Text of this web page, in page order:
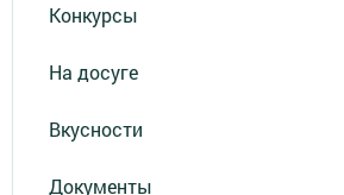
Конкурсы
На досуге
Вкусности
Документы